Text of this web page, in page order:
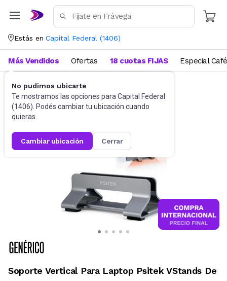
Estás en Capital Federal (1406)
No pudimos ubicarte
Te mostramos las opciones para Capital Federal
(1406). Podés cambiar tu ubicación cuando
quieras.
cambiar ubicación cerrar
Más Vendidos Ofertas 18 cuotas FIJAS Especial Café
Accesorios de Informática
Base para Netbooks y Notebooks
Soporte Vertical Para Laptop Psitek VStands De